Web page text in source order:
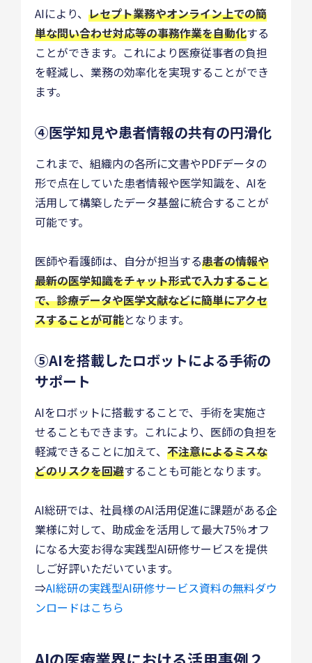
AIにより、 レセプト業務やオンライン上での簡
単な問い合わせ対応等の事務作業を自動化する
ことができます。これにより医療従事者の負担
を軽減し、業務の効率化を実現することができ
ます。
④医学知見や患者情報の共有の円滑化
これまで、組織内の各所に文書やPDFデータの
形で点在していた患者情報や医学知識を、AIを
活用して構築したデータ基盤に統合することが
可能です。
医師や看護師は、自分が担当する患者の情報や
最新の医学知識をチャット形式で入力すること
で、診療データや医学文献などに簡単にアクセ
スすることが可能となります。
⑤AIを搭載したロボットによる手術の
サポート
AIをロボットに搭載することで、手術を実施さ
せることもできます。これにより、医師の負担を
軽減できることに加えて、 不注意によるミスな
どのリスクを回避することも可能となります。
AI総研では、社員様のAI活用促進に課題がある企
業様に対して、助成金を活用して最大75％オフ
になる大変お得な実践型AI研修サービスを提供
しご好評いただいています。
⇒AI総研の実践型AI研修サービス資料の無料ダウ
ンロードはこちら